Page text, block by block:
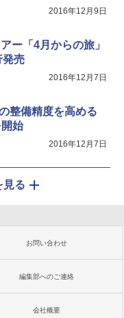
2016年12月9日
ー「4月からの旅」
発売
2016年12月7日
整備精度を高める
開始
2016年12月7日
見る
お問い合わせ
編集部へのご連絡
会社概要